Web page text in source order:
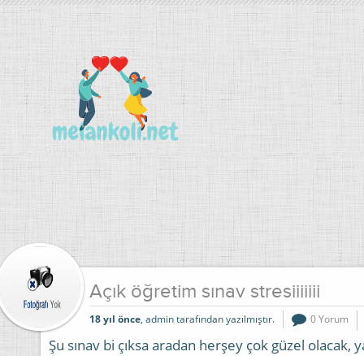
Açık öğretim sınav stresiiiiiii
18 yıl önce, admin tarafından yazılmıştır. 0 Yorum
Şu sınav bi çıksa aradan herşey çok güzel olacak,